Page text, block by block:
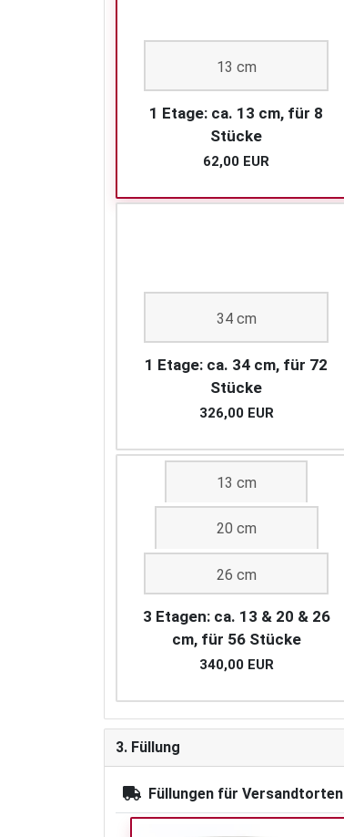
13 cm
1 Etage: ca. 13 cm, für 8
Stücke
62,00 EUR
34 cm
1 Etage: ca. 34 cm, für 72
Stücke
326,00 EUR
13 cm
20 cm
26 cm
3 Etagen: ca. 13 & 20 & 26
cm, für 56 Stücke
340,00 EUR
3. Füllung
Füllungen für Versandtorten